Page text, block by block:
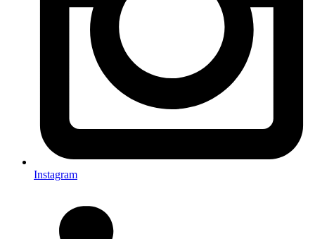
Instagram